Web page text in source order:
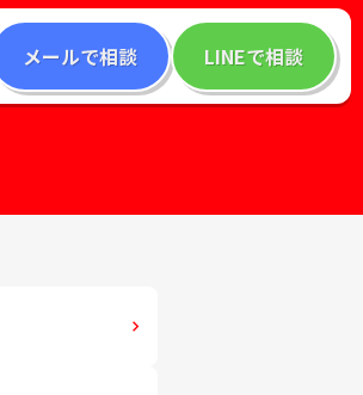
keyboard_arrow_right
メールで相談 LINEで相談